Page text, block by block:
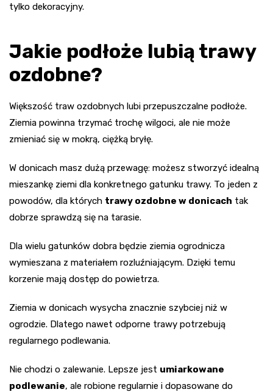
tylko dekoracyjny.
Jakie podłoże lubią trawy
ozdobne?
Większość traw ozdobnych lubi przepuszczalne podłoże.
Ziemia powinna trzymać trochę wilgoci, ale nie może
zmieniać się w mokrą, ciężką bryłę.
W donicach masz dużą przewagę: możesz stworzyć idealną
mieszankę ziemi dla konkretnego gatunku trawy. To jeden z
powodów, dla których trawy ozdobne w donicach tak
dobrze sprawdzą się na tarasie.
Dla wielu gatunków dobra będzie ziemia ogrodnicza
wymieszana z materiałem rozluźniającym. Dzięki temu
korzenie mają dostęp do powietrza.
Ziemia w donicach wysycha znacznie szybciej niż w
ogrodzie. Dlatego nawet odporne trawy potrzebują
regularnego podlewania.
Nie chodzi o zalewanie. Lepsze jest umiarkowane
podlewanie, ale robione regularnie i dopasowane do